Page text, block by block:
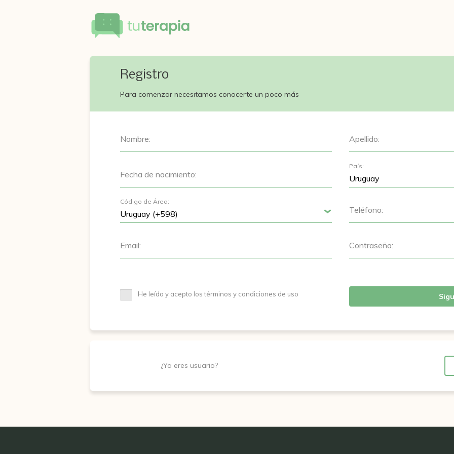
Registro
Para comenzar necesitamos conocerte un poco más
Nombre: Apellido:
Fecha de nacimiento:
País:
Código de Área:
Teléfono:
Email: Contraseña:
He leído y acepto los términos y condiciones de uso
¿Ya eres usuario?